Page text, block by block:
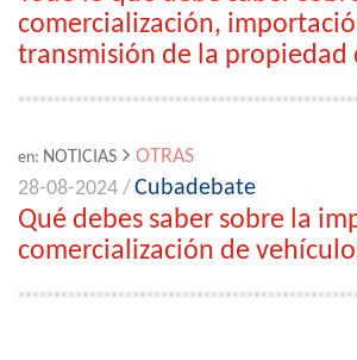
comercialización,
transmisión de la propiedad
en: NOTICIAS
OTRAS
28-08-2024 /Cubadebate
Qué debes saber sobre la
comercialización de